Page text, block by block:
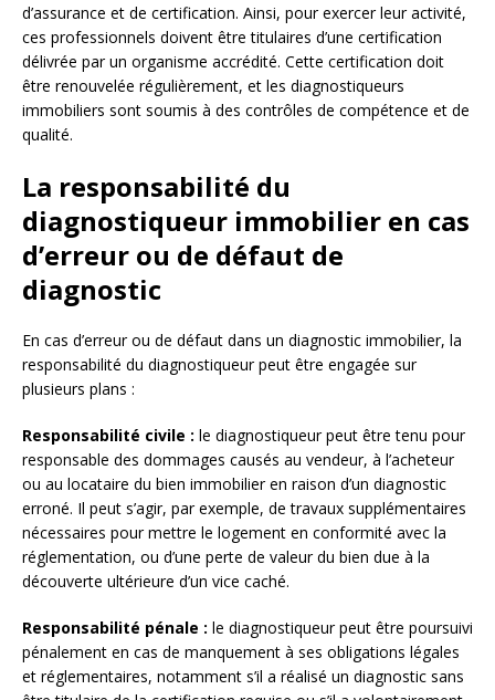
d’assurance et de certification. Ainsi, pour exercer leur activité,
ces professionnels doivent être titulaires d’une certification
délivrée par un organisme accrédité. Cette certification doit
être renouvelée régulièrement, et les diagnostiqueurs
immobiliers sont soumis à des contrôles de compétence et de
qualité.
La responsabilité du
diagnostiqueur immobilier en cas
d’erreur ou de défaut de
diagnostic
En cas d’erreur ou de défaut dans un diagnostic immobilier, la
responsabilité du diagnostiqueur peut être engagée sur
plusieurs plans :
Responsabilité civile : le diagnostiqueur peut être tenu pour
responsable des dommages causés au vendeur, à l’acheteur
ou au locataire du bien immobilier en raison d’un diagnostic
erroné. Il peut s’agir, par exemple, de travaux supplémentaires
nécessaires pour mettre le logement en conformité avec la
réglementation, ou d’une perte de valeur du bien due à la
découverte ultérieure d’un vice caché.
Responsabilité pénale : le diagnostiqueur peut être poursuivi
pénalement en cas de manquement à ses obligations légales
et réglementaires, notamment s’il a réalisé un diagnostic sans